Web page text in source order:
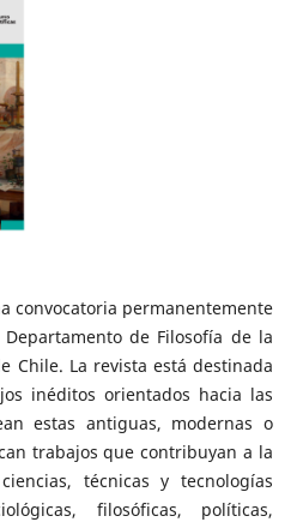
convocatoria permanentemente
de Filosofía de la
Chile. La revista está destinada
inéditos orientados hacia las
estas antiguas, modernas o
trabajos que contribuyan a la
técnicas y tecnologías
filosóficas, políticas,